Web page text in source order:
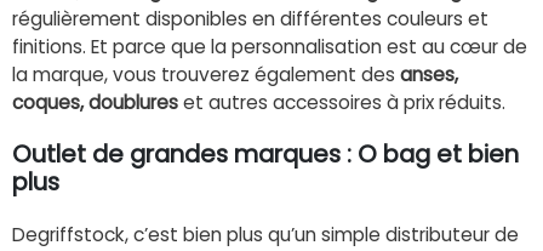
régulièrement disponibles en différentes couleurs et
finitions. Et parce que la personnalisation est au cœur de
la marque, vous trouverez également des anses,
coques, doublureset autres accessoires à prix réduits.
Outlet de grandes marques : O bag et bien
plus
Degriffstock, c’est bien plus qu’un simple distributeur de